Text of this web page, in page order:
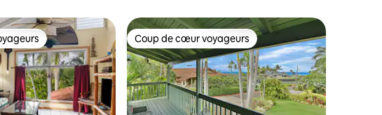
Coup de cœur voyageurs
Coup de cœur voyageurs